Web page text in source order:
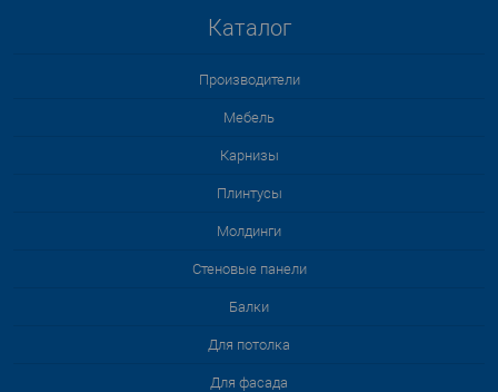
Каталог
Производители
Мебель
Карнизы
Плинтусы
Молдинги
Стеновые панели
Балки
Для потолка
Для фасада